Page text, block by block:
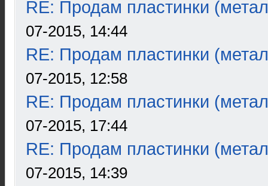
RE: Продам пластинки
07-2015, 14:44
RE: Продам пластинки
07-2015, 12:58
RE: Продам пластинки
07-2015, 17:44
RE: Продам пластинки
07-2015, 14:39